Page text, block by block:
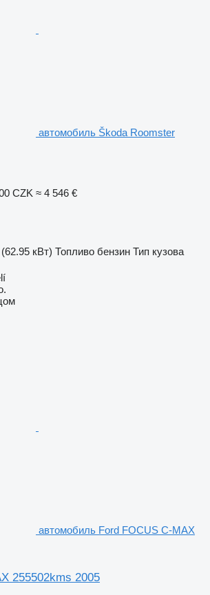
автомобиль Škoda Roomster
CZK ≈ 4 546 €
кВт) Топливо бензин Тип кузова
автомобиль Ford FOCUS C-MAX
255502kms 2005